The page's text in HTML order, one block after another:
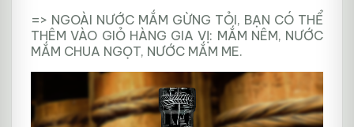
=> NGOÀI NƯỚC MẮM GỪNG TỎI, BẠN CÓ THỂ
THÊM VÀO GIỎ HÀNG GIA VỊ: MẮM NÊM, NƯỚC
MẮM CHUA NGỌT, NƯỚC MẮM ME.